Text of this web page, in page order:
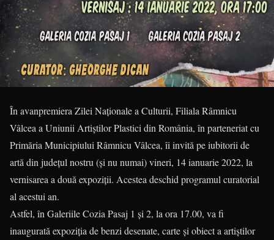
În avanpremiera Zilei Naționale a Culturii, Filiala Râmnicu
Vâlcea a Uniunii Artiștilor Plastici din România, în parteneriat cu
Primăria Municipiului Râmnicu Vâlcea, îi invită pe iubitorii de
artă din județul nostru (și nu numai) vineri, 14 ianuarie 2022, la
vernisarea a două expoziții. Acestea deschid programul curatorial
al acestui an.
Astfel, în Galeriile Cozia Pasaj 1 și 2, la ora 17.00, va fi
inaugurată expoziția de benzi desenate, carte și obiect a artiștilor